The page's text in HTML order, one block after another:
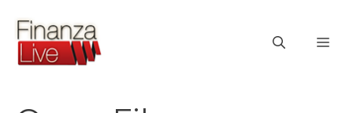
contenuto